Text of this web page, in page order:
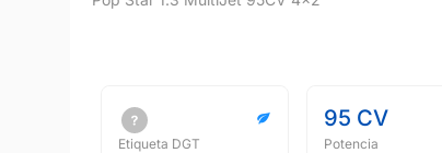
Etiqueta DGT
95 CV
Potencia